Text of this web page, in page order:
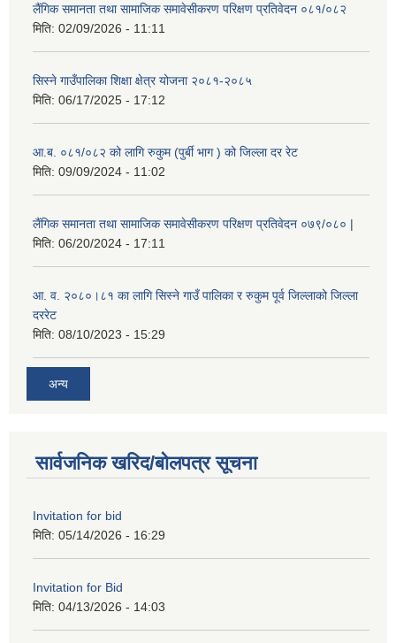
लैंगिक समानता तथा सामाजिक समावेसीकरण परिक्षण प्रतिवेदन ०८१/०८२
मिति: 02/09/2026 - 11:11
सिस्ने गाउँपालिका शिक्षा क्षेत्र योजना २०८१-२०८५
मिति: 06/17/2025 - 17:12
आ.ब. ०८१/०८२ को लागि रुकुम (पुर्बी भाग ) को जिल्ला दर रेट
मिति: 09/09/2024 - 11:02
लैंगिक समानता तथा सामाजिक समावेसीकरण परिक्षण प्रतिवेदन ०७९/०८० |
मिति: 06/20/2024 - 17:11
आ. व. २०८०।८१ का लागि सिस्ने गाउँ पालिका र रुकुम पूर्व जिल्लाको जिल्ला
दररेट
मिति: 08/10/2023 - 15:29
अन्य
सार्वजनिक खरिद/बोलपत्र सूचना
Invitation for bid
मिति: 05/14/2026 - 16:29
Invitation for Bid
मिति: 04/13/2026 - 14:03